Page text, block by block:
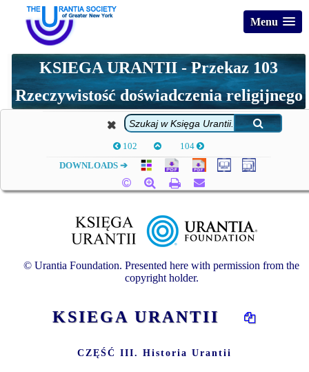
Menu
KSIEGA URANTII - Przekaz 103
Rzeczywistość doświadczenia religijnego
102 104
DOWNLOADS ➔
© Urantia Foundation. Presented here with permission from the
copyright holder.
KSIEGA URANTII
CZĘŚĆ III. Historia Urantii